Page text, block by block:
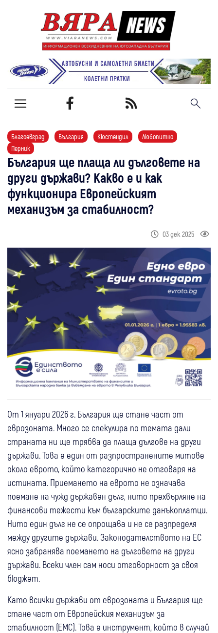
Благоевград България Кюстендил
Любопитно
Перник
България ще плаща ли дълговете на
други държави? Какво е и как
функционира Европейският
механизъм за стабилност?
03 дек 2025
От 1 януари 2026 г. България ще стане част от
еврозоната. Много се спекулира по темата дали
страната ни ще трябва да плаща дългове на други
държави. Това е един от разпространените митове
около еврото, който категорично не отговаря на
истината. Приемането на еврото не означава
поемане на чужд държавен дълг, нито прехвърляне на
финансови тежести към българските данъкоплатци.
Нито един дълг не се опрощава и не се разпределя
между другите държави. Законодателството на ЕС
ясно забранява поемането на дълговете на други
държави. Всеки член сам носи отговорност за своя
бюджет.
Като всички държави от еврозоната и България ще
стане част от Европейския механизъм за
стабилност (ЕМС). Това е инструмент, който в случай